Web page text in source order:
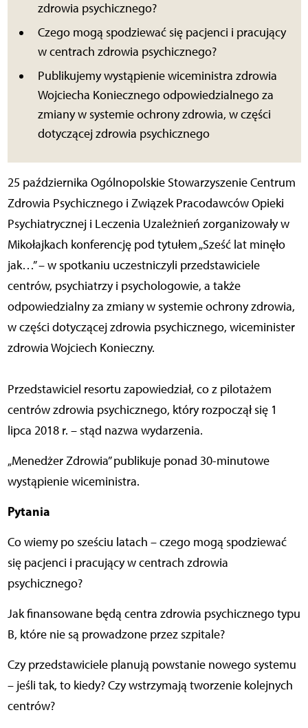
zdrowia psychicznego?
Czego mogą spodziewać się pacjenci i pracujący
w centrach zdrowia psychicznego?
Publikujemy wystąpienie wiceministra zdrowia
Wojciecha Koniecznego odpowiedzialnego za
zmiany w systemie ochrony zdrowia, w części
dotyczącej zdrowia psychicznego
25 października Ogólnopolskie Stowarzyszenie Centrum
Zdrowia Psychicznego i Związek Pracodawców Opieki
Psychiatrycznej i Leczenia Uzależnień zorganizowały w
Mikołajkach konferencję pod tytułem „Sześć lat minęło
jak…” – w spotkaniu uczestniczyli przedstawiciele
centrów, psychiatrzy i psychologowie, a także
odpowiedzialny za zmiany w systemie ochrony zdrowia,
w części dotyczącej zdrowia psychicznego, wiceminister
zdrowia Wojciech Konieczny.
Przedstawiciel resortu zapowiedział, co z pilotażem
centrów zdrowia psychicznego, który rozpoczął się 1
lipca 2018 r. – stąd nazwa wydarzenia.
„Menedżer Zdrowia” publikuje ponad 30-minutowe
wystąpienie wiceministra.
Pytania
Co wiemy po sześciu latach – czego mogą spodziewać
się pacjenci i pracujący w centrach zdrowia
psychicznego?
Jak finansowane będą centra zdrowia psychicznego typu
B, które nie są prowadzone przez szpitale?
Czy przedstawiciele planują powstanie nowego systemu
– jeśli tak, to kiedy? Czy wstrzymają tworzenie kolejnych
centrów?